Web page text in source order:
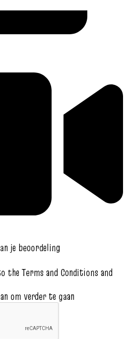
je beoordeling
the Terms and Conditions and
om verder te gaan